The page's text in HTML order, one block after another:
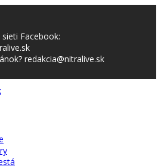
Facebook:
redakcia@nitralive.sk